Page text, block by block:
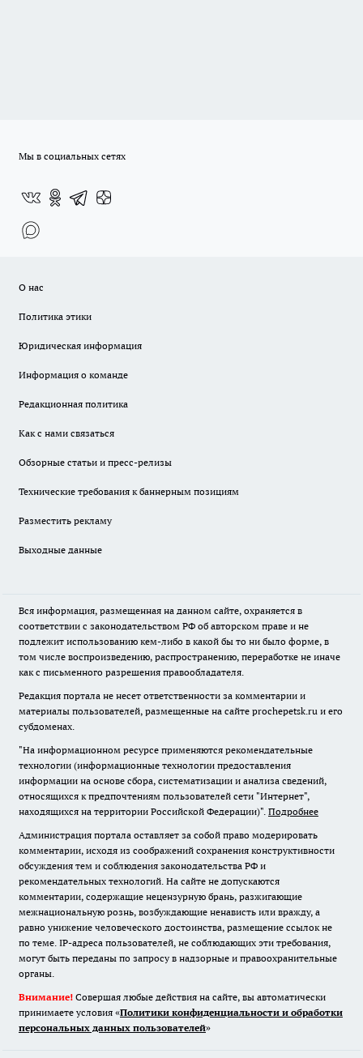
Мы в социальных сетях
О нас
Политика этики
Юридическая информация
Информация о команде
Редакционная политика
Как с нами связаться
Обзорные статьи и пресс-релизы
Технические требования к баннерным позициям
Разместить рекламу
Выходные данные
Вся информация, размещенная на данном сайте, охраняется в
соответствии с законодательством РФ об авторском праве и не
подлежит использованию кем-либо в какой бы то ни было форме, в
том числе воспроизведению, распространению, переработке не иначе
как с письменного разрешения правообладателя.
Редакция портала не несет ответственности за комментарии и
материалы пользователей, размещенные на сайте prochepetsk.ru и его
субдоменах.
"На информационном ресурсе применяются рекомендательные
технологии (информационные технологии предоставления
информации на основе сбора, систематизации и анализа сведений,
относящихся к предпочтениям пользователей сети "Интернет",
находящихся на территории Российской Федерации)". Подробнее
Администрация портала оставляет за собой право модерировать
комментарии, исходя из соображений сохранения конструктивности
обсуждения тем и соблюдения законодательства РФ и
рекомендательных технологий. На сайте не допускаются
комментарии, содержащие нецензурную брань, разжигающие
межнациональную рознь, возбуждающие ненависть или вражду, а
равно унижение человеческого достоинства, размещение ссылок не
по теме. IP-адреса пользователей, не соблюдающих эти требования,
могут быть переданы по запросу в надзорные и правоохранительные
органы.
Внимание! Совершая любые действия на сайте, вы автоматически
принимаете условия «Политики конфиденциальности и обработки
персональных данных пользователей»